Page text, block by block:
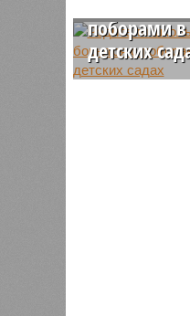
поборами
детских
Родители